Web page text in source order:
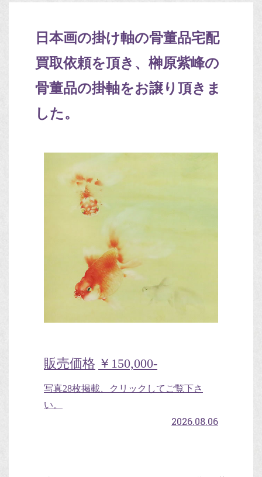
日本画の掛け軸の骨董品宅配
買取依頼を頂き、榊原紫峰の
骨董品の掛軸をお譲り頂きま
した。
販売価格 ￥150,000-
写真28枚掲載、クリックしてご覧下さ
い。
2026.08.06